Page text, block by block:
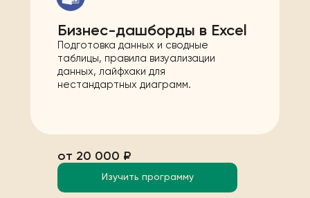
Бизнес-дашборды в Excel
Подготовка данных и сводные
таблицы, правила визуализации
данных, лайфхаки для
нестандартных диаграмм.
от 20 000 ₽
Изучить программу